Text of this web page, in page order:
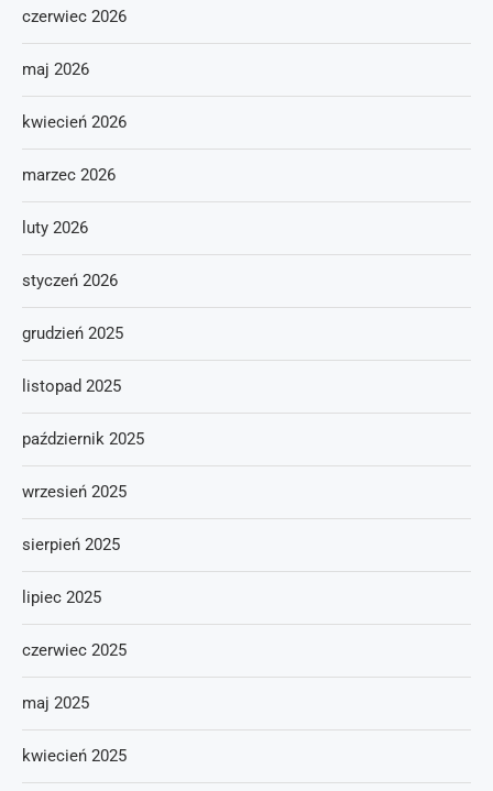
czerwiec 2026
maj 2026
kwiecień 2026
marzec 2026
luty 2026
styczeń 2026
grudzień 2025
listopad 2025
październik 2025
wrzesień 2025
sierpień 2025
lipiec 2025
czerwiec 2025
maj 2025
kwiecień 2025